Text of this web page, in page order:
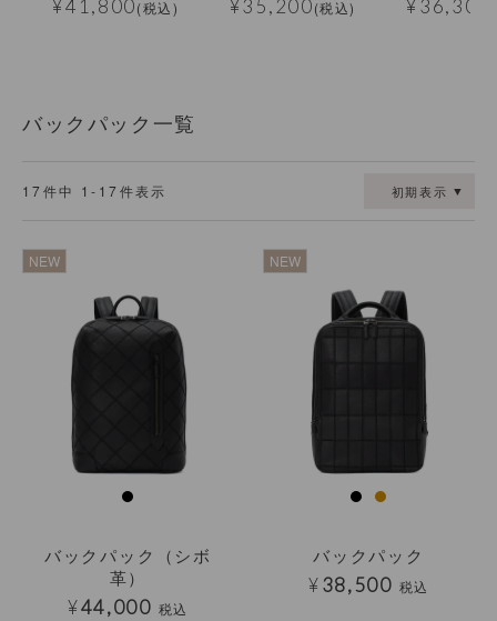
¥41,800(税込) ¥35,200(税込) ¥36,300
バックパック一覧
初期表示
17件中 1- 17件表示
NEW
バックパック（シボ
革）
¥44,000 税込
NEW
バックパック
¥38,500 税込